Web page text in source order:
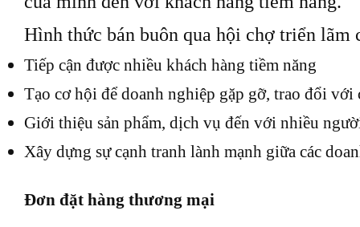
Hình thức bán buôn qua hội chợ triển lãm
Tiếp cận được nhiều khách hàng tiềm năng
Tạo cơ hội để doanh nghiệp gặp gỡ, trao đổi với
Giới thiệu sản phẩm, dịch vụ đến với nhiều
Xây dựng sự cạnh tranh lành mạnh giữa các
Đơn đặt hàng thương mại